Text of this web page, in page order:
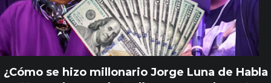
¿Cómo se hizo millonario Jorge Luna de Habla